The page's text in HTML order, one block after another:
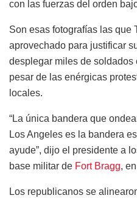
con las fuerzas del orden
Son esas fotografías las que
aprovechado para justificar
desplegar miles de
pesar de las enérgicas
locales.
“La única bandera que
Los Angeles es la bandera
ayude”, dijo el presidente a
base militar de Fort Bragg,
Los republicanos se